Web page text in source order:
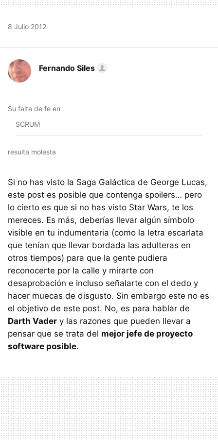
8 Julio 2012
Fernando Siles
Su falta de fe en
SCRUM
resulta molesta
Si no has visto la Saga Galáctica de George Lucas,
este post es posible que contenga spoilers… pero
lo cierto es que si no has visto Star Wars, te los
mereces. Es más, deberías llevar algún símbolo
visible en tu indumentaria (como la letra escarlata
que tenían que llevar bordada las adulteras en
otros tiempos) para que la gente pudiera
reconocerte por la calle y mirarte con
desaprobación e incluso señalarte con el dedo y
hacer muecas de disgusto. Sin embargo este no es
el objetivo de este post. No, es para hablar de
Darth Vader y las razones que pueden llevar a
pensar que se trata del mejor jefe de proyecto
software posible.